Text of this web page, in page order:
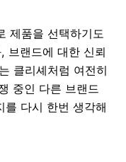
제품을 선택하기도
브랜드에 대한 신뢰
클리셰처럼 여전히
중인 다른 브랜드
를 다시 한번 생각해